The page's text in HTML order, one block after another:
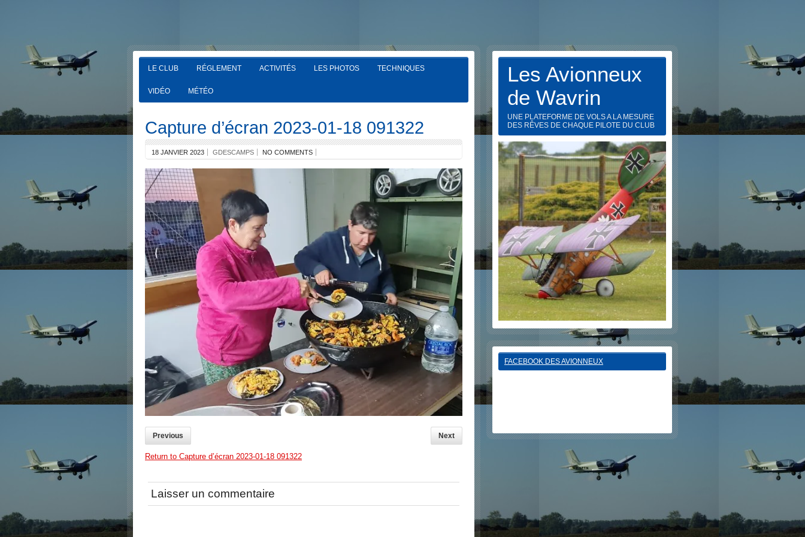
LE CLUB RÉGLEMENT ACTIVITÉS LES PHOTOS TECHNIQUES
VIDÉO MÉTÉO
Capture d’écran 2023-01-18 091322
18 JANVIER 2023 GDESCAMPS NO COMMENTS
Previous Next
Return to Capture d’écran 2023-01-18 091322
Laisser un commentaire
Les Avionneux
de Wavrin
UNE PLATEFORME DE VOLS A LA MESURE
DES RÊVES DE CHAQUE PILOTE DU CLUB
FACEBOOK DES AVIONNEUX